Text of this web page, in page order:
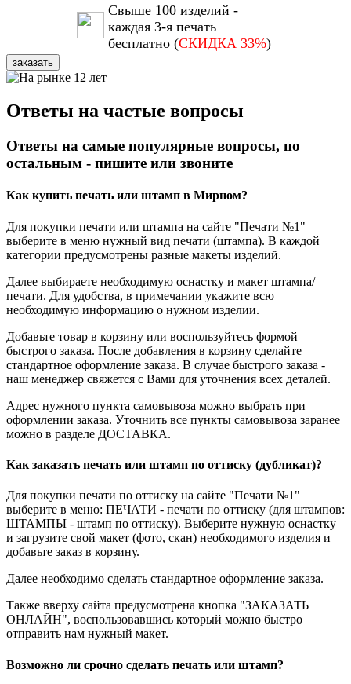
Свыше 100 изделий -
каждая 3-я печать
бесплатно (СКИДКА 33%)
заказать
Ответы на частые вопросы
Ответы на самые популярные вопросы, по
остальным - пишите или звоните
Как купить печать или штамп в Мирном?
Для покупки печати или штампа на сайте "Печати №1"
выберите в меню нужный вид печати (штампа). В каждой
категории предусмотрены разные макеты изделий.
Далее выбираете необходимую оснастку и макет штампа/
печати. Для удобства, в примечании укажите всю
необходимую информацию о нужном изделии.
Добавьте товар в корзину или воспользуйтесь формой
быстрого заказа. После добавления в корзину сделайте
стандартное оформление заказа. В случае быстрого заказа -
наш менеджер свяжется с Вами для уточнения всех деталей.
Адрес нужного пункта самовывоза можно выбрать при
оформлении заказа. Уточнить все пункты самовывоза заранее
можно в разделе ДОСТАВКА.
Как заказать печать или штамп по оттиску (дубликат)?
Для покупки печати по оттиску на сайте "Печати №1"
выберите в меню: ПЕЧАТИ - печати по оттиску (для штампов:
ШТАМПЫ - штамп по оттиску). Выберите нужную оснастку
и загрузите свой макет (фото, скан) необходимого изделия и
добавьте заказ в корзину.
Далее необходимо сделать стандартное оформление заказа.
Также вверху сайта предусмотрена кнопка "ЗАКАЗАТЬ
ОНЛАЙН", воспользовавшись который можно быстро
отправить нам нужный макет.
Возможно ли срочно сделать печать или штамп?